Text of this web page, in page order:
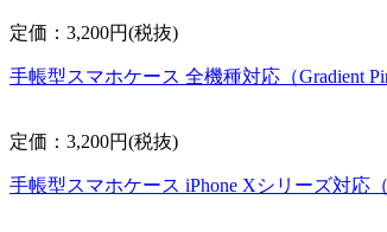
定価：3,200円(税抜)
手帳型スマホケース 全機種対応（Gradient
定価：3,200円(税抜)
手帳型スマホケース iPhone Xシリーズ対応（